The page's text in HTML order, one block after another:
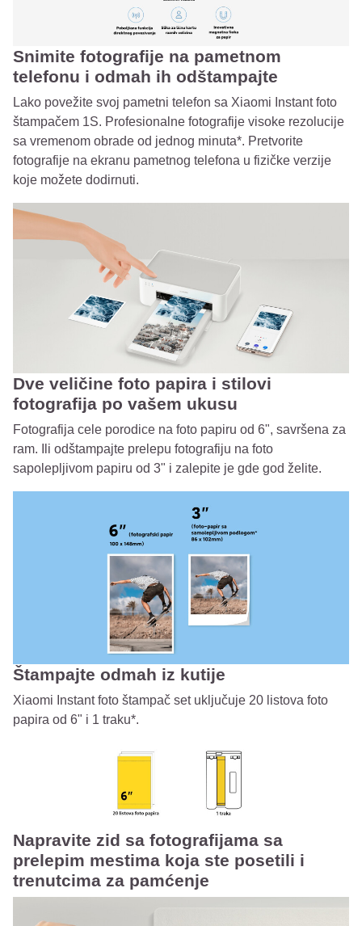
Snimite fotografije na pametnom
telefonu i odmah ih odštampajte
Lako povežite svoj pametni telefon sa Xiaomi Instant foto
štampačem 1S. Profesionalne fotografije visoke rezolucije
sa vremenom obrade od jednog minuta*. Pretvorite
fotografije na ekranu pametnog telefona u fizičke verzije
koje možete dodirnuti.
Dve veličine foto papira i stilovi
fotografija po vašem ukusu
Fotografija cele porodice na foto papiru od 6", savršena za
ram. Ili odštampajte prelepu fotografiju na foto
sapolepljivom papiru od 3" i zalepite je gde god želite.
Štampajte odmah iz kutije
Xiaomi Instant foto štampač set uključuje 20 listova foto
papira od 6" i 1 traku*.
Napravite zid sa fotografijama sa
prelepim mestima koja ste posetili i
trenutcima za pamćenje